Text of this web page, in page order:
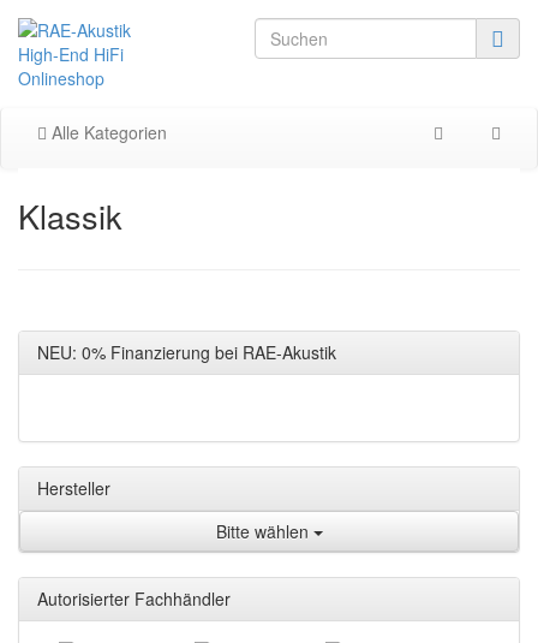
Alle Kategorien
Klassik
NEU: 0% Finanzierung bei RAE-Akustik
Hersteller
Bitte wählen
Autorisierter Fachhändler